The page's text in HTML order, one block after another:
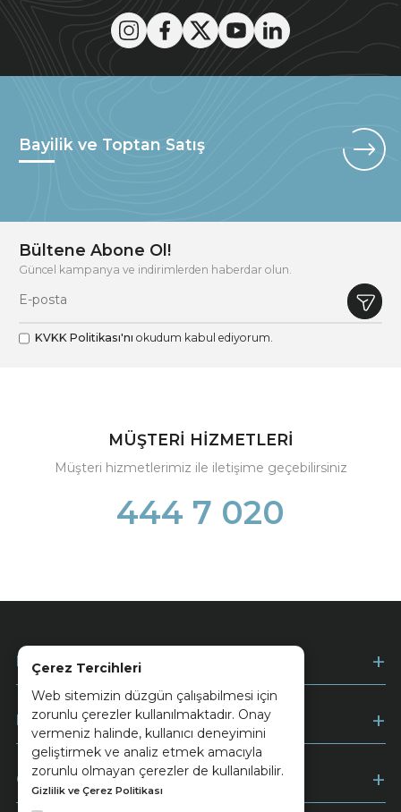
Çerez Tercihleri
Web sitemizin düzgün çalışabilmesi için
zorunlu çerezler kullanılmaktadır. Onay
vermeniz halinde, kullanıcı deneyimini
geliştirmek ve analiz etmek amacıyla
zorunlu olmayan çerezler de kullanılabilir.
Gizlilik ve Çerez Politikası
Bayilik ve Toptan Satış
Bültene Abone Ol!
Güncel kampanya ve indirimlerden haberdar olun.
KVKK Politikası'nı okudum kabul ediyorum.
MÜŞTERİ HİZMETLERİ
Müşteri hizmetlerimiz ile iletişime geçebilirsiniz
444 7 020
Kurumsal
Müşteri Hizmetleri
Ödeme